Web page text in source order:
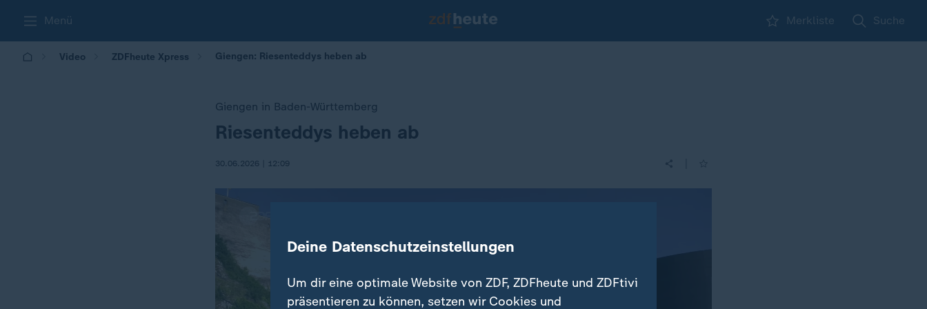
Menü Merkliste Suche
Video ZDFheute Xpress Giengen: Riesenteddys heben ab
Giengen in Baden-Württemberg
:Riesenteddys heben ab
30.06.2026 | 12:09
Deine Datenschutzeinstellungen
Um dir eine optimale Website von ZDF, ZDFheute und ZDFtivi
präsentieren zu können, setzen wir Cookies und